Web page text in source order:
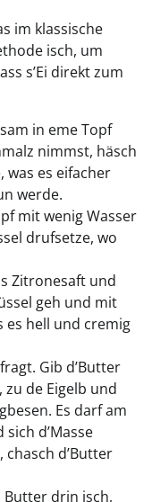
im klassische
isch, um
s’Ei direkt zum
in eme Topf
nimmst, häsch
was es eifacher
werde.
mit wenig Wasser
drufsetze, wo
Zitronesaft und
geh und mit
es hell und cremig
Gib d’Butter
de Eigelb und
Es darf am
sich d’Masse
d’Butter
Butter drin isch,